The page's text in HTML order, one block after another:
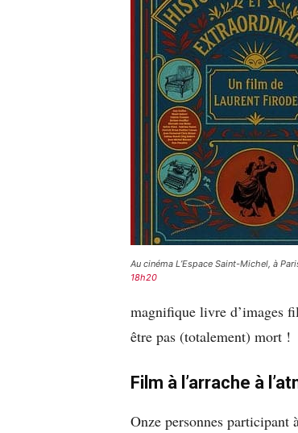
Au cinéma L’Espace Saint-Michel, à
18h20
magnifique livre d’images
être pas (totalement) mort !
Film à l’arrache à
Onze personnes participant